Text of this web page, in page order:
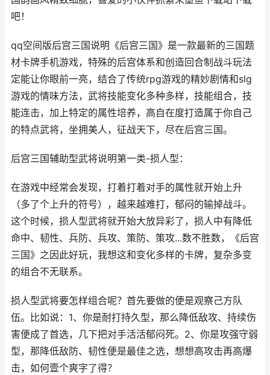
吧！
qq空间版后宫三国说明《后宫三国》是一款最新的三国题
材卡牌手机游戏，特殊的后宫体系和创造回合制战斗玩法
定能让你眼前一亮，结合了传统rpg游戏的精妙剧情和slg
游戏的情味方法，武将技能变化多种多样，技能组合，技
能连击，加上特定的属性培养，高自在度打造属于你自己
的特点武将，坐拥美人，征战天下，尽在后宫三国。
后宫三国辅助型武将说明第一类-损人型：
在游戏中经常会发现，打着打着对手的属性就开始上升
（多了个上升的符号），越来越难打，郁闷的输掉战斗。
这个时候，损人型武将就开始大放异彩了，损人中有降低
命中、韧性、兵防、兵攻、策防、策攻...数不胜数，《后宫
三国》之因此好玩，我想这和变化多样的卡牌，复杂多变
的组合不无联系。
损人型武将要怎样组合呢？首先要做的便是观察己方队
伍。比如说：1、你是耐打持久型，那么降低敌攻、持续伤
害便成了首选，几下把对手活活郁闷死。2、你是攻强守弱
型，那降低敌防、韧性便是最佳之选，想想高攻击再高爆
击，如何壹个爽字了得？